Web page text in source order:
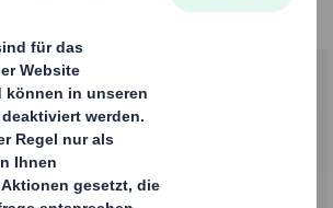
gekommen, für so lange Zeit ins